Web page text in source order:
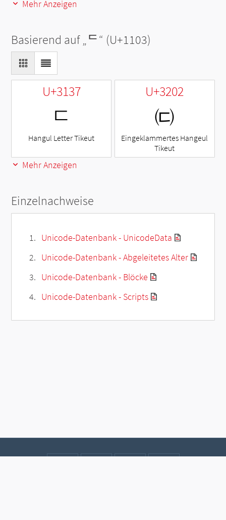
Mehr Anzeigen
Basierend auf „ᄃ“ (U+1103)
U+3137
ㄷ
Hangul Letter Tikeut
U+3202
㈂
Eingeklammertes Hangeul
Tikeut
Mehr Anzeigen
Einzelnachweise
Unicode-Datenbank - UnicodeData
Unicode-Datenbank - Abgeleitetes Alter
Unicode-Datenbank - Blöcke
Unicode-Datenbank - Scripts